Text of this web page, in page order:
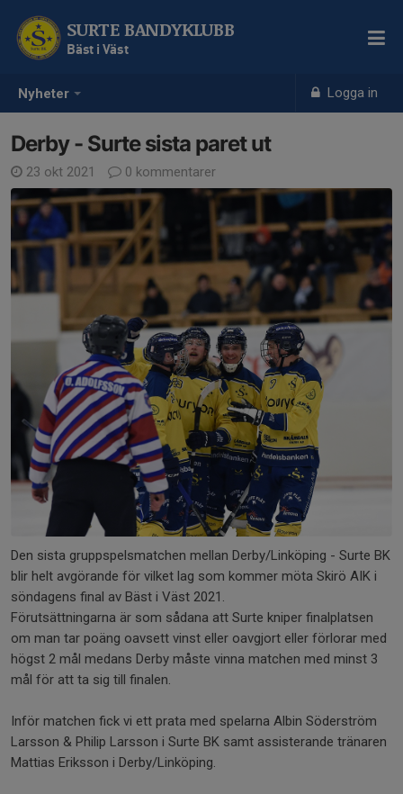
Nyheter Logga in
SURTE BANDYKLUBB
Bäst i Väst
Derby - Surte sista paret ut
23 okt 2021 0 kommentarer
Den sista gruppspelsmatchen mellan Derby/Linköping - Surte BK
blir helt avgörande för vilket lag som kommer möta Skirö AIK i
söndagens final av Bäst i Väst 2021.
Förutsättningarna är som sådana att Surte kniper finalplatsen
om man tar poäng oavsett vinst eller oavgjort eller förlorar med
högst 2 mål medans Derby måste vinna matchen med minst 3
mål för att ta sig till finalen.
Inför matchen fick vi ett prata med spelarna Albin Söderström
Larsson & Philip Larsson i Surte BK samt assisterande tränaren
Mattias Eriksson i Derby/Linköping.